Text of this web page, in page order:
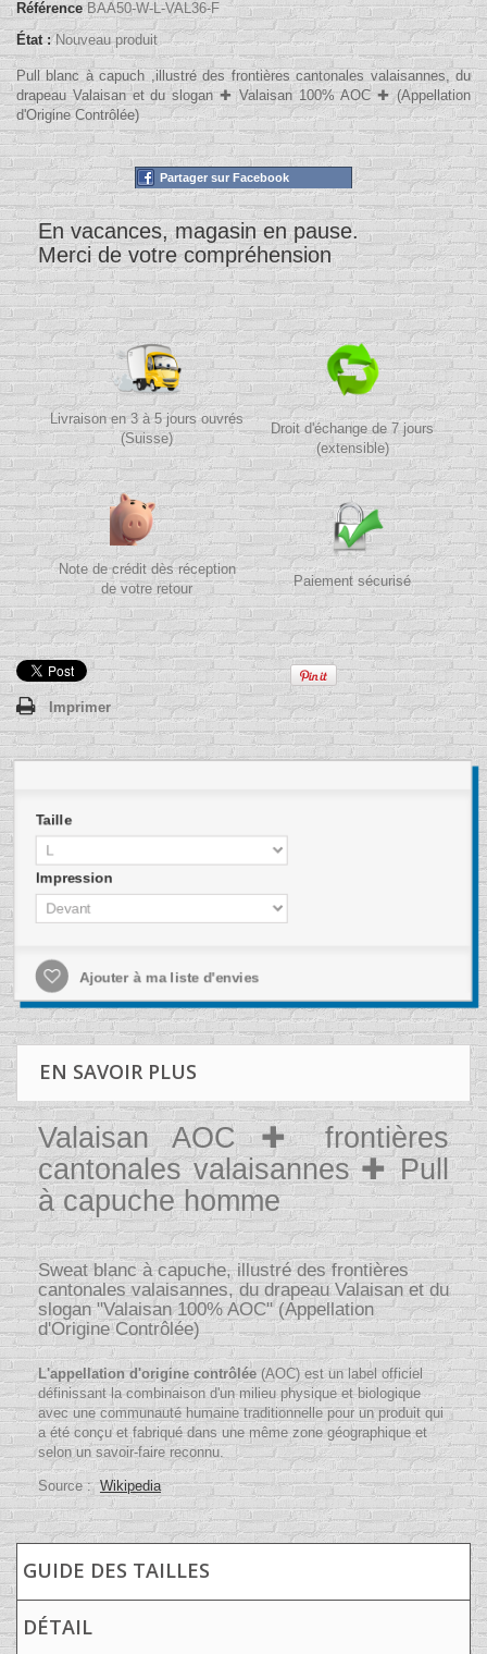
Référence BAA50-W-L-VAL36-F
État : Nouveau produit
Pull blanc à capuch ,illustré des frontières cantonales valaisannes, du
drapeau Valaisan et du slogan ✚ Valaisan 100% AOC ✚ (Appellation
d'Origine Contrôlée)
Partager sur Facebook
En vacances, magasin en pause.
Merci de votre compréhension
Livraison en 3 à 5 jours ouvrés
(Suisse)
Droit d'échange de 7 jours
(extensible)
Note de crédit dès réception
de votre retour
Paiement sécurisé
Imprimer
Taille
Impression
Ajouter à ma liste d'envies
EN SAVOIR PLUS
Valaisan AOC ✚ frontières
cantonales valaisannes ✚ Pull
à capuche homme
Sweat blanc à capuche, illustré des frontières
cantonales valaisannes, du drapeau Valaisan et du
slogan "Valaisan 100% AOC" (Appellation
d'Origine Contrôlée)
L'appellation d'origine contrôlée (AOC) est un label officiel
définissant la combinaison d'un milieu physique et biologique
avec une communauté humaine traditionnelle pour un produit qui
a été conçu et fabriqué dans une même zone géographique et
selon un savoir-faire reconnu.
Source :Wikipedia
GUIDE DES TAILLES
DÉTAIL